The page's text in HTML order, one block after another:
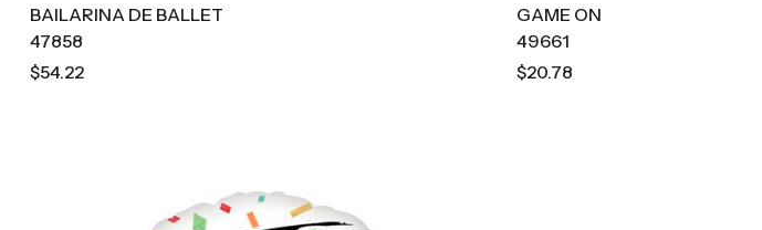
BAILARINA DE BALLET
47858
$54.22
GAME ON
49661
$20.78